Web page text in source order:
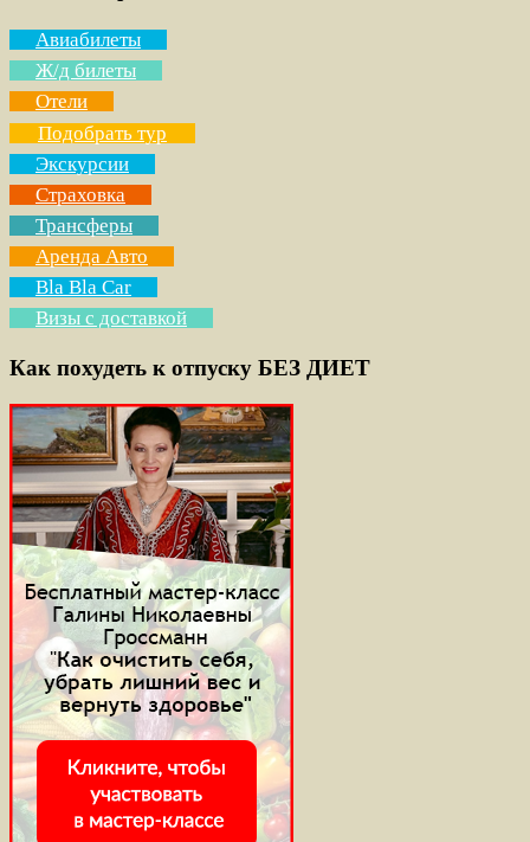
Авиабилеты
Ж/д билеты
Отели
Подобрать тур
Экскурсии
Страховка
Трансферы
Аренда Авто
Bla Bla Car
Визы с доставкой
Как похудеть к отпуску БЕЗ ДИЕТ